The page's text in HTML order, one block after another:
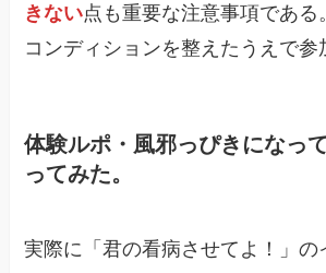
きない点も重要な注意事項である
コンディションを整えたうえで参
体験ルポ・風邪っぴきになっ
ってみた。
実際に「君の看病させてよ！」の